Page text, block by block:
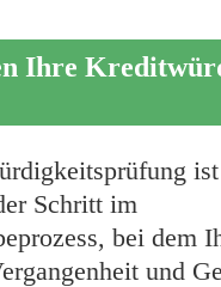
Ihre
Schritt im
bei dem
und